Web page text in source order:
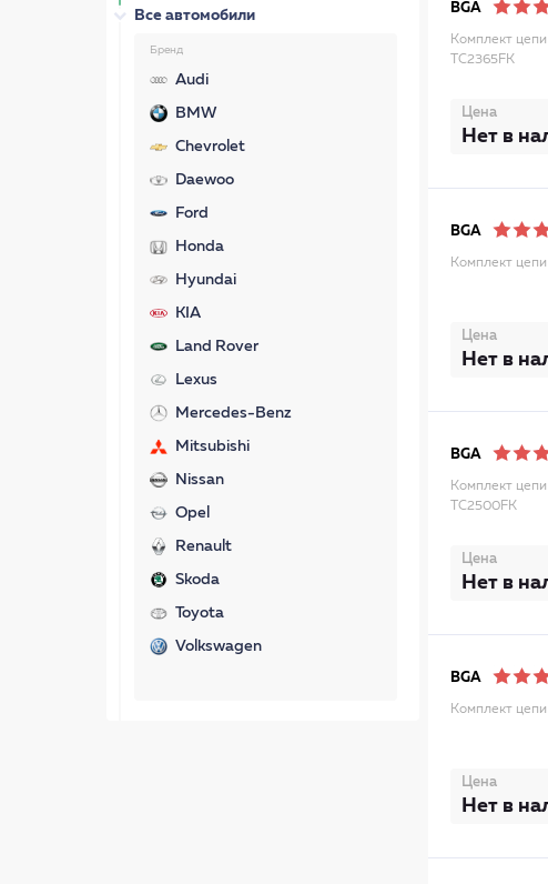
Все автомобили
Бренд
Audi
BMW
Chevrolet
Daewoo
Ford
Honda
Hyundai
KIA
Land Rover
Lexus
Mercedes-Benz
Mitsubishi
Nissan
Opel
Renault
Skoda
Toyota
Volkswagen
BGA
Комплект
TC2365FK
Цена
Нет в
BGA
Комплект
Цена
Нет в
BGA
Комплект
TC2500FK
Цена
Нет в
BGA
Комплект
Цена
Нет в